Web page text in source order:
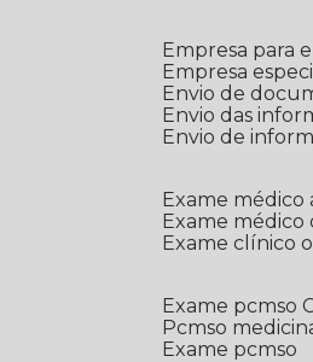
Empresa para
Empresa
Envio de
Envio das
Envio de
Exame
Exame médico
Exame clínico
Exame pcmso
Pcmso
Exame pcmso